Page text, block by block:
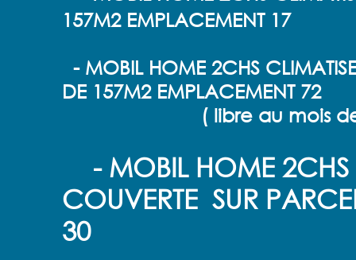
157M2 EMPLACEMENT 17
- MOBIL HOME 2CHS
DE 157M2 EMPLACEMENT 72
( libre au mois de
- MOBIL HOME 2CHS
COUVERTE SUR
30